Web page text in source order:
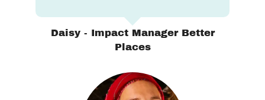
Daisy - Impact Manager Better
Places